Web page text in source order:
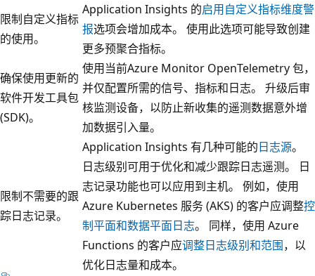
限制自定义指标
的使用。
Application Insights 的启用自定义指标维度警
报选项会增加成本。 使用此选项可能导致创建
更多预聚合指标。
确保使用更新的
软件开发工具包
(SDK)。
使用当前Azure Monitor OpenTelemetry 包，
并仅配置所需的信号、指标和日志。 升级后审
核监测设备，以防止新收集的遥测数据意外增
加数据引入量。
限制不需要的跟
踪日志记录。
Application Insights 有几种可能的日志源。
日志级别可用于优化和减少跟踪日志遥测。 日
志记录功能也可以应用到主机。 例如，使用
Azure Kubernetes 服务 (AKS) 的客户应调整控
制平面和数据平面日志。 同样，使用 Azure
Functions 的客户应调整日志级别和范围，以
优化日志量和成本。